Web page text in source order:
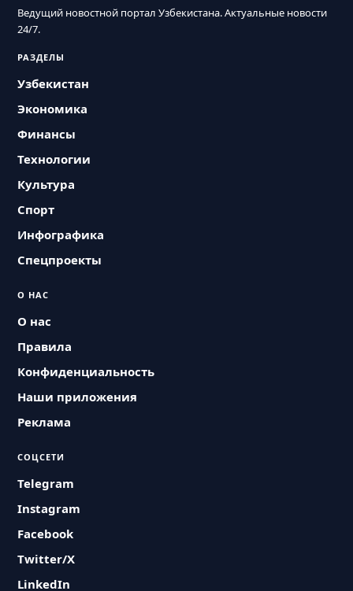
Ведущий новостной портал Узбекистана. Актуальные новости
24/7.
РАЗДЕЛЫ
Узбекистан
Экономика
Финансы
Технологии
Культура
Спорт
Инфографика
Спецпроекты
О НАС
О нас
Правила
Конфиденциальность
Наши приложения
Реклама
СОЦСЕТИ
Telegram
Instagram
Facebook
Twitter/X
LinkedIn